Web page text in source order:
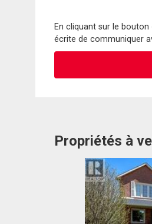
En cliquant sur le
écrite de communiquer
Propriétés à